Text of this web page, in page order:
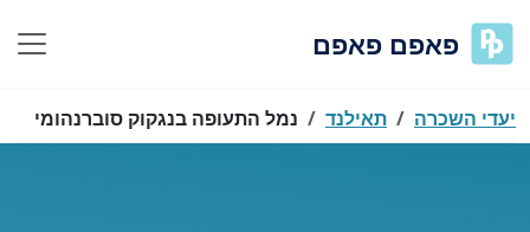
פאפם פאפם
יעדי השכרה תאילנד נמל התעופה בנגקוק סוברנהומי